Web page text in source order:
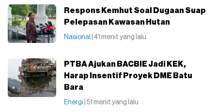
Respons Kemhut Soal Dugaan Suap
Pelepasan Kawasan Hutan
Nasional | 41 menit yang lalu
PTBA Ajukan BACBIE Jadi KEK,
Harap Insentif Proyek DME Batu
Bara
Energi | 51 menit yang lalu